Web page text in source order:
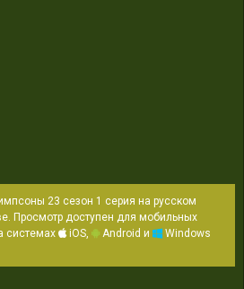
23 сезон 1 серия на русском
Просмотр доступен для мобильных
системах
iOS, Android и
Windows